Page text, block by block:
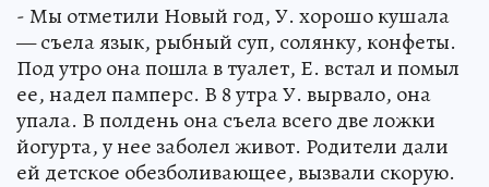
- Мы отметили Новый год, У. хорошо кушала
— съела язык, рыбный суп, солянку, конфеты.
Под утро она пошла в туалет, Е. встал и помыл
ее, надел памперс. В 8 утра У. вырвало, она
упала. В полдень она съела всего две ложки
йогурта, у нее заболел живот. Родители дали
ей детское обезболивающее, вызвали скорую.